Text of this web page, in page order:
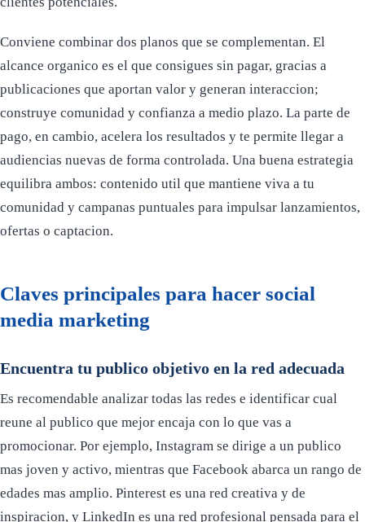
Conviene combinar dos planos que se complementan. El
alcance organico es el que consigues sin pagar, gracias a
publicaciones que aportan valor y generan interaccion;
construye comunidad y confianza a medio plazo. La parte de
pago, en cambio, acelera los resultados y te permite llegar a
audiencias nuevas de forma controlada. Una buena estrategia
equilibra ambos: contenido util que mantiene viva a tu
comunidad y campanas puntuales para impulsar lanzamientos,
ofertas o captacion.
Claves principales para hacer social
media marketing
Encuentra tu publico objetivo en la red adecuada
Es recomendable analizar todas las redes e identificar cual
reune al publico que mejor encaja con lo que vas a
promocionar. Por ejemplo, Instagram se dirige a un publico
mas joven y activo, mientras que Facebook abarca un rango de
edades mas amplio. Pinterest es una red creativa y de
inspiracion, y LinkedIn es una red profesional pensada para el